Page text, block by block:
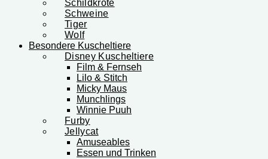
Schildkröte
Schweine
Tiger
Wolf
Besondere Kuscheltiere
Disney Kuscheltiere
Film & Fernseh
Lilo & Stitch
Micky Maus
Munchlings
Winnie Puuh
Furby
Jellycat
Amuseables
Essen und Trinken